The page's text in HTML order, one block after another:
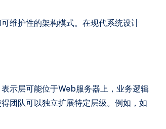
维护性的架构模式。在现代系统设计
示层可能位于Web服务器上，业务逻辑
团队可以独立扩展特定层级。例如，如